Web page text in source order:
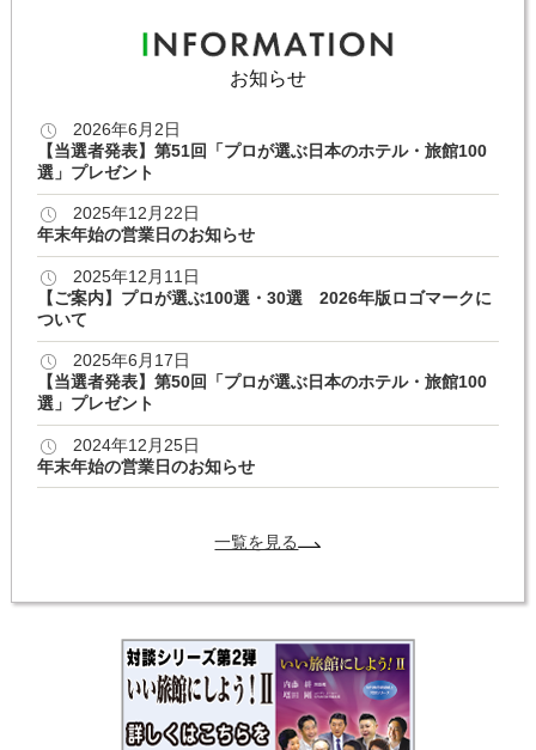
お知らせ
2026年6月2日
【当選者発表】第51回「プロが選ぶ日本のホテル・旅館100
選」プレゼント
2025年12月22日
年末年始の営業日のお知らせ
2025年12月11日
【ご案内】プロが選ぶ100選・30選 2026年版ロゴマークに
ついて
2025年6月17日
【当選者発表】第50回「プロが選ぶ日本のホテル・旅館100
選」プレゼント
2024年12月25日
年末年始の営業日のお知らせ
一覧を見る